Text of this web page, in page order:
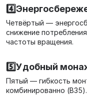
Четвёртый —
снижение
частоты вращения.
5️⃣Удобный
Пятый — гибкость
комбинированно (B35).